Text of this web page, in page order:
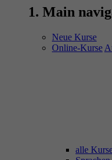
1. Main
Neue Kurse
Online-Kurse
alle